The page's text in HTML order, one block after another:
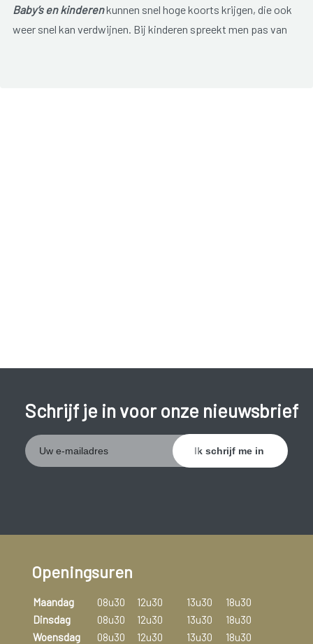
Baby’s en kinderenkunnen snel hoge koorts krijgen, die ook
weer snel kan verdwijnen. Bij kinderen spreekt men pas van
Schrijf je in voor onze nieuwsbrief
Openingsuren
Maandag 08u30 12u30 13u30
18u30
Dinsdag
08u30 12u30 13u30
18u30
Woensdag
08u30 12u30 13u30
18u30